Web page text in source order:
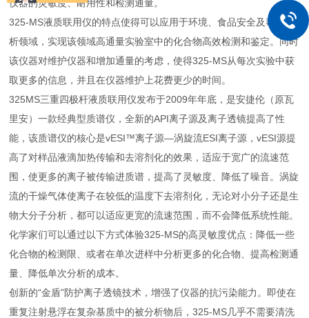
仪器的灵敏度、耐用性和检测通量。
325-MS液质联用仪的特点使得可以应用于环境、食品安全及毒物分
析领域，实现该领域高通量实验室中的化合物高效检测和鉴定。同时
该仪器对维护仪器和增加通量的考虑，使得325-MS从每次实验中获
取更多的信息，并且在仪器维护上花费更少的时间。
325MS三重四极杆液质联用仪发布于2009年年底，是安捷伦（原瓦
里安）一款经典型质谱仪，全新的API离子源及离子透镜提高了性
能，该质谱仪的核心是vESI™离子源—涡旋流ESI离子源，vESI源提
高了对样品液滴加热传输和去溶剂化的效果，适应于宽广的流速范
围，使更多的离子被传输进质谱，提高了灵敏度、降低了噪音。涡旋
流的干燥气体使离子在较低的温度下去溶剂化，无论对小分子还是生
物大分子分析，都可以适应更宽的流速范围，而不会降低系统性能。
化学家们可以通过以下方式体验325-MS的高灵敏度优点：降低一些
化合物的检测限、或者在单次进样中分析更多的化合物、提高检测通
量、降低单次分析的成本。
创新的“金盾”防护离子透镜技术，增强了仪器的抗污染能力。即使在
重复注射悬浮在复杂基质中的被分析物后，325-MS几乎不需要清洗